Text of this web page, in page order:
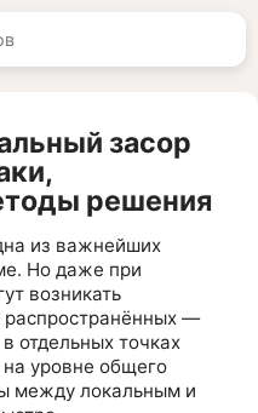
засор
решения
из важнейших
Но даже при
возникать
—
отдельных точках
уровне общего
между локальным и